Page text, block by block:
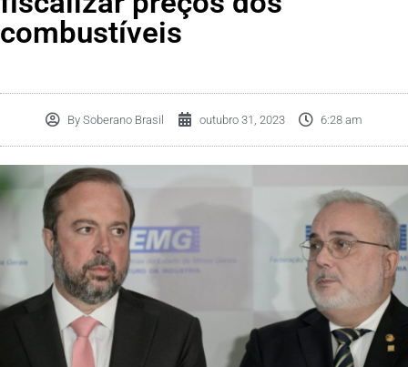
combustíveis
By Soberano Brasil outubro 31, 2023 6:28 am